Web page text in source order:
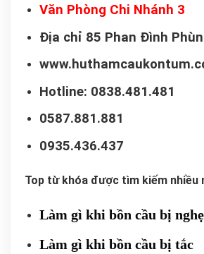
Văn Phòng Chi Nhánh 3
Địa chỉ 85 Phan Đình
Hotline: 0838.481.481
0587.881.881
0935.436.437
Top từ khóa được tìm kiếm nhiều
Làm gì khi bồn cầu bị
Làm gì khi bồn cầu bị tắc